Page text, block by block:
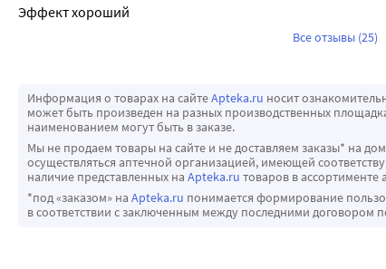
Эффект хороший
Все отзывы (25)
Информация о товарах на сайтеApteka.ru носит
может быть произведен на разных производственных
наименованием могут быть в заказе.
Мы не продаем товары на сайте и не доставляем заказы* на
осуществляться аптечной организацией, имеющей
наличие представленных на Apteka.ru товаров в ассортименте
*под «заказом» на Apteka.ru понимается формирование
в соответствии с заключенным между последними договором